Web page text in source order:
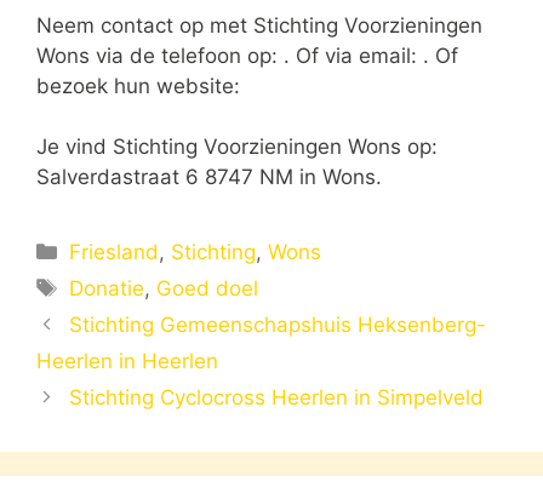
Neem contact op met Stichting Voorzieningen
Wons via de telefoon op: . Of via email: . Of
bezoek hun website:
Je vind Stichting Voorzieningen Wons op:
Salverdastraat 6 8747 NM in Wons.
Categorieën
Friesland, Stichting,Wons
Tags
Donatie, Goed doel
Stichting Gemeenschapshuis Heksenberg-
Heerlen in Heerlen
Stichting Cyclocross Heerlen in Simpelveld